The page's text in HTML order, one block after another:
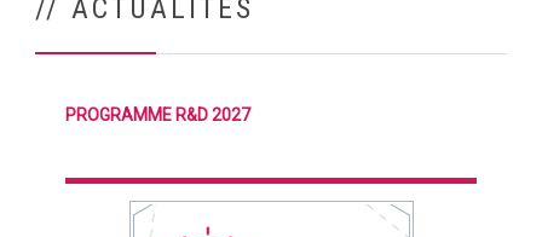
// ACTUALITÉS
PROGRAMME R&D 2027